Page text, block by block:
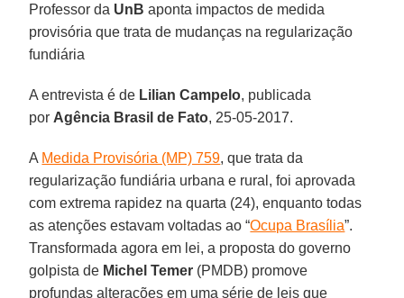
Professor da UnB aponta impactos de medida
provisória que trata de mudanças na regularização
fundiária
A entrevista é de Lilian Campelo, publicada
por Agência Brasil de Fato, 25-05-2017.
A Medida Provisória (MP) 759, que trata da
regularização fundiária urbana e rural, foi aprovada
com extrema rapidez na quarta (24), enquanto todas
as atenções estavam voltadas ao “Ocupa Brasília”.
Transformada agora em lei, a proposta do governo
golpista de Michel Temer (PMDB) promove
profundas alterações em uma série de leis que